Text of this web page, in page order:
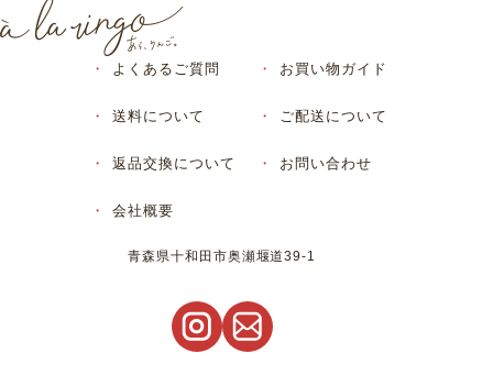
ま名月、王林、ふじ（サンふじ、葉とらずふ
じ）など
STORY.
こだわりは、
続くりんご農家です。「これは、うちの親父がカヤで作った
マメコバチの巣。前年のマメコバチの卵を孵化させて畑に放
STORY.
「光り輝く北国の翡翠の玉」と
色に輝く珍しいりんごの木のもとへ案内してくれました。
ながら、『ふじ』並みの糖度があり、果汁もたっぷり。酸っ
ぱい果物が好きな人にはとても人気なんですよ」と、今さ
よくあるご質問 お買い物ガイド
送料について ご配送について
返品交換について お問い合わせ
会社概要
青森県十和田市奥瀬堰道39-1